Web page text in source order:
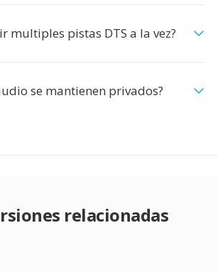
multiples pistas DTS a la vez?
se mantienen privados?
relacionadas